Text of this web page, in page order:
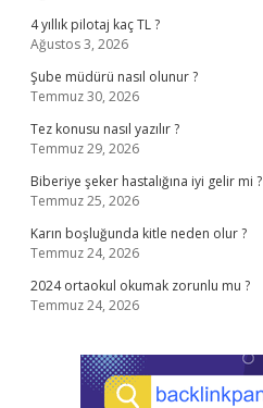
4 yıllık pilotaj kaç TL ?
Ağustos 3, 2026
Şube müdürü nasıl olunur ?
Temmuz 30, 2026
Tez konusu nasıl yazılır ?
Temmuz 29, 2026
Biberiye şeker hastalığına iyi gelir mi ?
Temmuz 25, 2026
Karın boşluğunda kitle neden olur ?
Temmuz 24, 2026
2024 ortaokul okumak zorunlu mu ?
Temmuz 24, 2026